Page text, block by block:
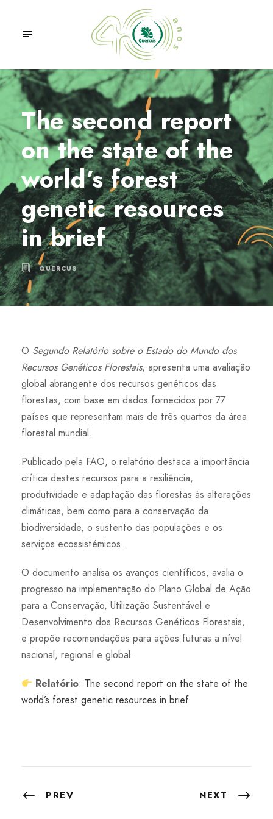
The second report
on the state of the
world’s forest
genetic resources
in brief
QUERCUS
O Segundo Relatório sobre o Estado do Mundo dos
Recursos Genéticos Florestais, apresenta uma avaliação
global abrangente dos recursos genéticos das
florestas, com base em dados fornecidos por 77
países que representam mais de três quartos da área
florestal mundial.
Publicado pela FAO, o relatório destaca a importância
crítica destes recursos para a resiliência,
produtividade e adaptação das florestas às alterações
climáticas, bem como para a conservação da
biodiversidade, o sustento das populações e os
serviços ecossistémicos.
O documento analisa os avanços científicos, avalia o
progresso na implementação do Plano Global de Ação
para a Conservação, Utilização Sustentável e
Desenvolvimento dos Recursos Genéticos Florestais,
e propõe recomendações para ações futuras a nível
nacional, regional e global.
Relatório: The second report on the state of the
world’s forest genetic resources in brief
PREV NEXT